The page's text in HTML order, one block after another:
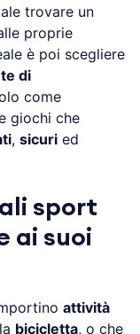
trovare un
proprie
è poi scegliere
di
come
giochi che
, sicuri ed
sport
ai suoi
attività
bicicletta, o che